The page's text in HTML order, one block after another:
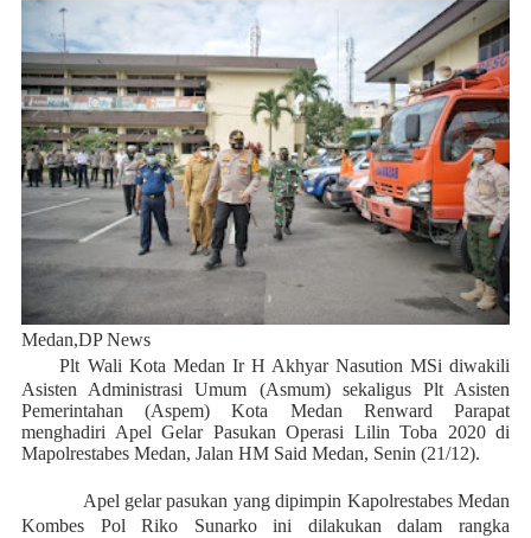
Medan,DP News
Plt Wali Kota Medan Ir H Akhyar Nasution MSi diwakili
Asisten Administrasi Umum (Asmum) sekaligus Plt Asisten
Pemerintahan (Aspem) Kota Medan Renward Parapat
menghadiri Apel Gelar Pasukan Operasi Lilin Toba 2020 di
Mapolrestabes Medan, Jalan HM Said Medan, Senin (21/12).
Apel gelar pasukan yang dipimpin Kapolrestabes Medan
Kombes Pol Riko Sunarko ini dilakukan dalam rangka